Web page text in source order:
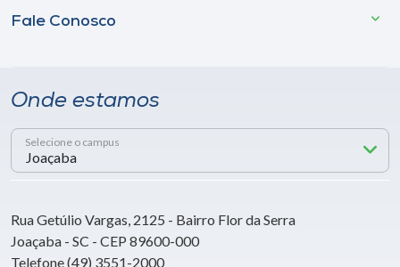
Fale Conosco
Onde estamos
Selecione o campus
Rua Getúlio Vargas, 2125 - Bairro Flor da Serra
Joaçaba - SC - CEP 89600-000
Telefone (49) 3551-2000